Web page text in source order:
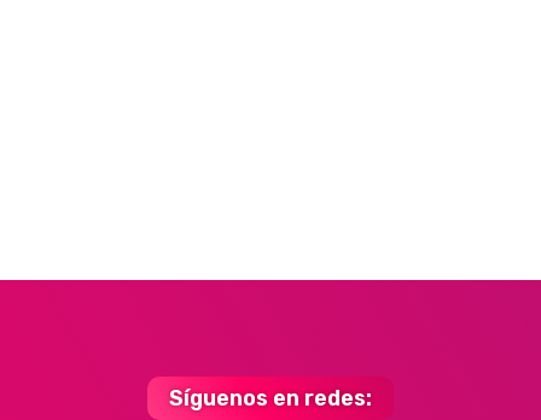
Síguenos en redes: